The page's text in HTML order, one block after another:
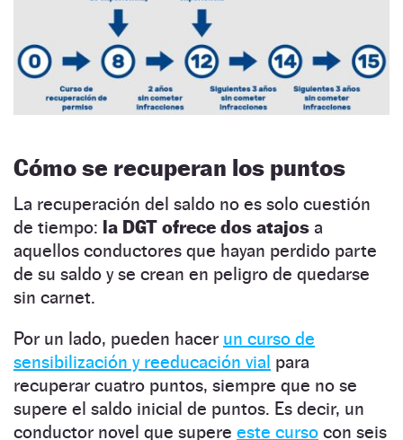
Cómo se recuperan los puntos
La recuperación del saldo no es solo cuestión
de tiempo: la DGT ofrece dos atajos a
aquellos conductores que hayan perdido parte
de su saldo y se crean en peligro de quedarse
sin carnet.
Por un lado, pueden hacer un curso de
sensibilización y reeducación vial para
recuperar cuatro puntos, siempre que no se
supere el saldo inicial de puntos. Es decir, un
conductor novel que supere este curso con seis